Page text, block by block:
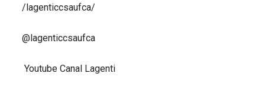
/lagenticcsaufca/
@lagenticcsaufca
Youtube Canal Lagenti